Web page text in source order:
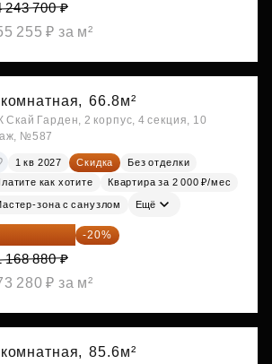
243 700 ₽
255 ₽ за м²
66.8м²
Скай Гарден, 2 корпус, 4 секция, 10
№587
1 кв 2027 Скидка
Без отделки
как хотите
Квартира за 2 000 ₽/мес
зона с санузлом Ещё
935 104 ₽ -20%
168 880 ₽
280 ₽ за м²
85.6м²